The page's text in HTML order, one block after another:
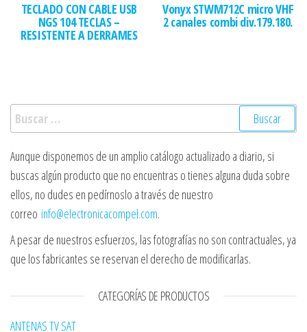
TECLADO CON CABLE USB
NGS 104 TECLAS –
RESISTENTE A DERRAMES
Vonyx STWM712C micro VHF
2 canales combi div.179.180.
Buscar:
Aunque disponemos de un amplio catálogo actualizado a diario, si
buscas algún producto que no encuentras o tienes alguna duda sobre
ellos, no dudes en pedírnoslo a través de nuestro
correo info@electronicacompel.com.
A pesar de nuestros esfuerzos, las fotografías no son contractuales, ya
que los fabricantes se reservan el derecho de modificarlas.
CATEGORÍAS DE PRODUCTOS
ANTENAS TV SAT